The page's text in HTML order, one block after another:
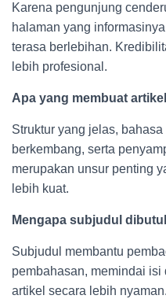
Karena pengunjung
halaman yang
terasa berlebihan.
lebih profesional.
Apa yang membuat
Struktur yang jelas,
berkembang, serta
merupakan unsur penting
lebih kuat.
Mengapa subjudul
Subjudul membantu
pembahasan, memindai
artikel secara lebih nyaman.